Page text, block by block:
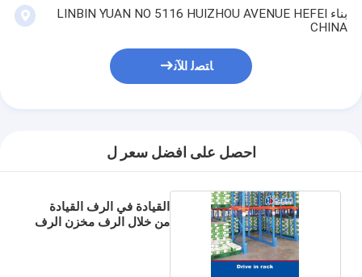
بناء LINBIN YUAN NO 5116 HUIZHOU AVENUE HEFEI
CHINA
ﺎﺘﺼﻟ ﺍﻶﻧ
احصل على افضل سعر ل
القيادة في الرف القيادة
من خلال الرف مخزن الرف